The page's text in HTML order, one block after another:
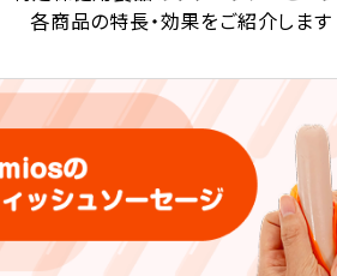
各商品の特長・効果をご紹介します